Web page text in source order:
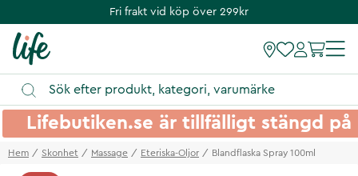
Fri frakt vid köp över 299kr
Lifebutiken.se är tillfälligt stängd
Hem Skonhet Massage Eteriska-Oljor Blandflaska Spray 100ml